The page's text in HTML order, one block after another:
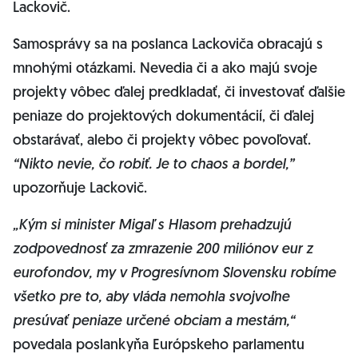
Lackovič.
Samosprávy sa na poslanca Lackoviča obracajú s
mnohými otázkami. Nevedia či a ako majú svoje
projekty vôbec ďalej predkladať, či investovať ďalšie
peniaze do projektových dokumentácií, či ďalej
obstarávať, alebo či projekty vôbec povoľovať.
“Nikto nevie, čo robiť. Je to chaos a bordel,”
upozorňuje Lackovič.
„Kým si minister Migaľ s Hlasom prehadzujú
zodpovednosť za zmrazenie 200 miliónov eur z
eurofondov, my v Progresívnom Slovensku robíme
všetko pre to, aby vláda nemohla svojvoľne
presúvať peniaze určené obciam a mestám,“
povedala poslankyňa Európskeho parlamentu